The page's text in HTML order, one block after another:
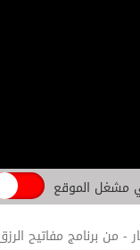
مشغل الموقع
- من برنامج مفاتيح